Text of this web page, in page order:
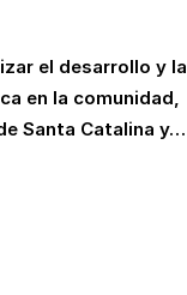
el desarrollo y la
en la comunidad,
Santa Catalina y…